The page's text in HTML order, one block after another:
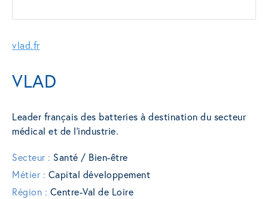
vlad.fr
VLAD
Leader français des batteries à destination du secteur
médical et de l’industrie.
Secteur : Santé / Bien-être
Métier : Capital développement
Région : Centre-Val de Loire